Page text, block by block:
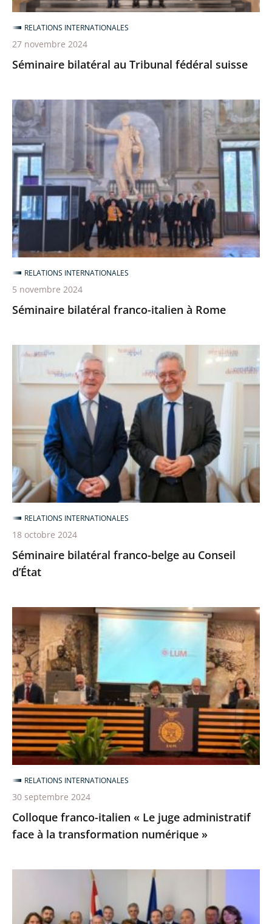
Séminaire bilatéral au Tribunal fédéral suisse
RELATIONS INTERNATIONALES
27 novembre 2024
Séminaire
bilatéral
franco-
italien
Rome
Séminaire bilatéral franco-italien à Rome
RELATIONS INTERNATIONALES
5 novembre 2024
Séminaire
bilatéral
franco-
Conseil
Séminaire bilatéral franco-belge au Conseil
d’État
RELATIONS INTERNATIONALES
18 octobre 2024
Colloque
franco-
italien
«
Le
juge
administratif
face
à
la
transformation
numérique
»
Colloque franco-italien « Le juge administratif
face à la transformation numérique »
RELATIONS INTERNATIONALES
30 septembre 2024
juridiques